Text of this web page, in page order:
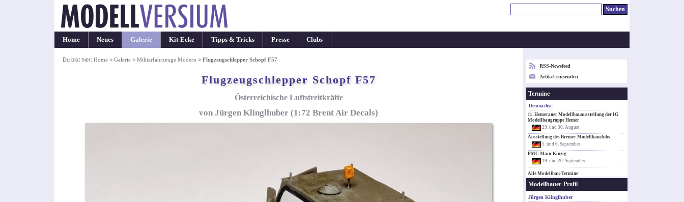
Home Neues Galerie Kit-Ecke Tipps & Tricks Presse Clubs
Du bist hier: Home> Galerie> Militärfahrzeuge Modern > Flugzeugschlepper Schopf F57
Flugzeugschlepper Schopf F57
Österreichische Luftstreitkräfte
von Jürgen Klinglhuber (1:72 Brent Air Decals)
RSS-Newsfeed
Artikel einsenden
Termine
Demnächst:
11. Hemeraner Modellbauausstellung der IG
Modellbaugruppe Hemer
29. und 30. August
Ausstellung des Bremer Modellbauclubs
5. und 6. September
PMC Main-Kinzig
19. und 20. September
Alle Modellbau-Termine
Modellbauer-Profil
Jürgen Klinglhuber